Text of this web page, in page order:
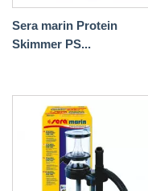
Sera marin Protein
Skimmer PS...